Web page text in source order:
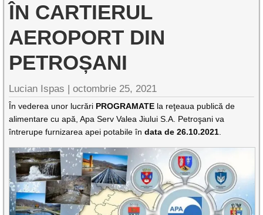
ÎN CARTIERUL
AEROPORT DIN
PETROȘANI
Lucian Ispas |octombrie 25, 2021
În vederea unor lucrări PROGRAMATE la reţeaua publică de
alimentare cu apă, Apa Serv Valea Jiului S.A. Petroşani va
întrerupe furnizarea apei potabile îndata de 26.10.2021